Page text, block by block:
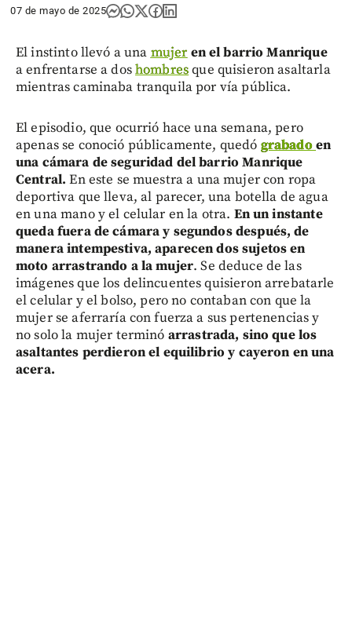
07 de mayo de 2025
El instinto llevó a una mujer en el barrio Manrique
a enfrentarse a doshombresque quisieron asaltarla
mientras caminaba tranquila por vía pública.
El episodio, que ocurrió hace una semana, pero
apenas se conoció públicamente, quedó grabadoen
una cámara de seguridad del barrio Manrique
Central.En este se muestra a una mujer con ropa
deportiva que lleva, al parecer, una botella de agua
en una mano y el celular en la otra. En un instante
queda fuera de cámara y segundos después, de
manera intempestiva, aparecen dos sujetos en
moto arrastrando a la mujer. Se deduce de las
imágenes que los delincuentes quisieron arrebatarle
el celular y el bolso, pero no contaban con que la
mujer se aferraría con fuerza a sus pertenencias y
no solo la mujer terminó arrastrada, sino que los
asaltantes perdieron el equilibrio y cayeron en una
acera.